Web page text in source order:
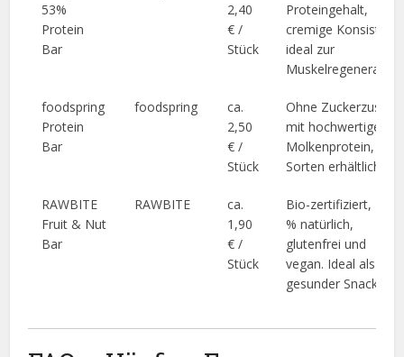
53%
Protein
Bar
2,40
€ /
Stück
Proteingehalt,
cremige Konsistenz,
ideal zur
foodspring
Protein
Bar
foodspring
ca.
2,50
€ /
Stück
Ohne Zuckerzusatz,
mit hochwertigem
Molkenprotein, viele
Sorten erhältlich.
RAWBITE
Fruit & Nut
Bar
RAWBITE
ca.
1,90
€ /
Stück
Bio-zertifiziert, 100
% natürlich,
glutenfrei und
vegan. Ideal als
gesunder Snack.